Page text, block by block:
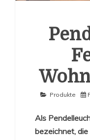
Produkte
Als
bezeichnet,